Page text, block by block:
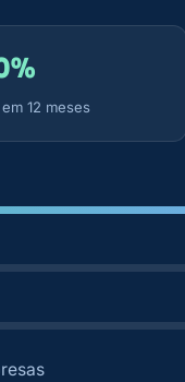
12 meses